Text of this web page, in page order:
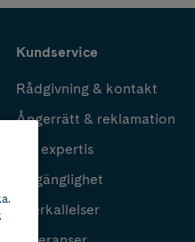
Kundservice
Rådgivning & kontakt
Ångerrätt & reklamation
Vår expertis
Tillgänglighet
Återkallelser